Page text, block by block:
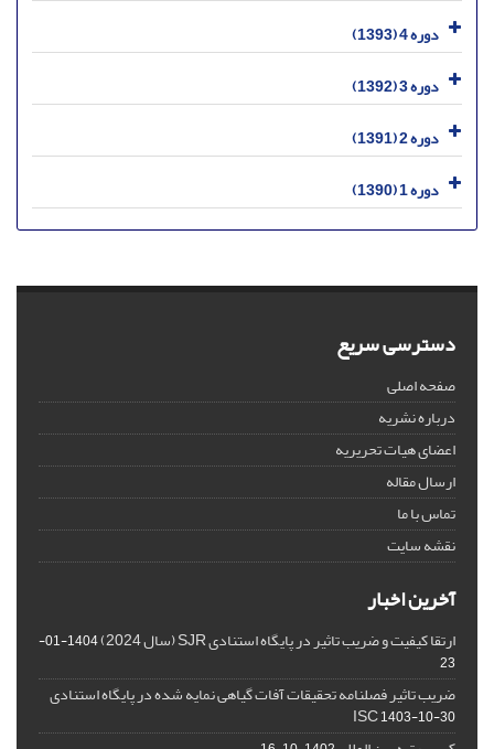
دوره 4 (1393)
دوره 3 (1392)
دوره 2 (1391)
دوره 1 (1390)
دسترسی سریع
صفحه اصلی
درباره نشریه
اعضای هیات تحریریه
ارسال مقاله
تماس با ما
نقشه سایت
آخرین اخبار
ارتقا کیفیت و ضریب تاثیر در پایگاه استنادی SJR (سال 2024)
1404-01-
23
ضریب تاثیر فصلنامه تحقیقات آفات گیاهی نمایه شده در پایگاه استنادی
ISC1403-10-30